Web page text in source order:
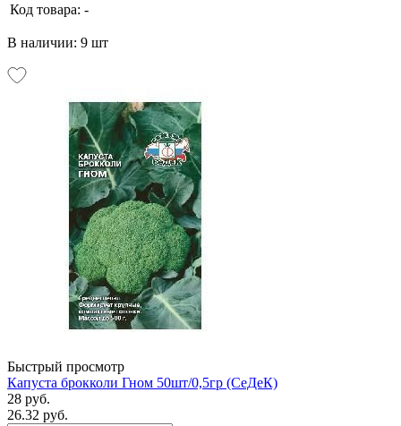
Код товара: -
В наличии: 9 шт
Быстрый просмотр
Капуста брокколи Гном 50шт/0,5гр (СеДеК)
28 руб.
26.32 руб.